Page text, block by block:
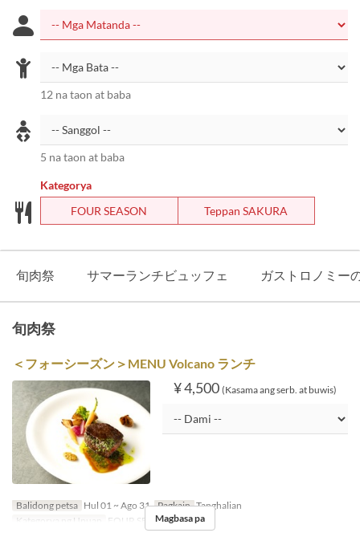
12 na taon at baba
5 na taon at baba
Kategorya
FOUR SEASON
Teppan SAKURA
旬肉祭 サマーランチビュッフェ ガストロノミー
旬肉祭
＜フォーシーズン＞MENU Volcano ランチ
¥ 4,500 (Kasama ang serb. at buwis)
Balidong petsa Hul 01 ~ Ago 31 Pagkain Tanghalian
Kategorya ng Upuan
FOUR SEASONMagbasa pa